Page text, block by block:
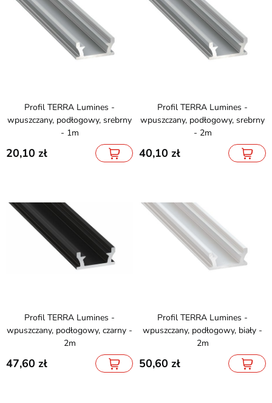
Profil TERRA Lumines -
wpuszczany, podłogowy, srebrny
- 1m
20,10
Profil TERRA Lumines -
wpuszczany, podłogowy, srebrny
- 2m
40,10
Profil TERRA Lumines -
wpuszczany, podłogowy, czarny -
2m
47,60
Profil TERRA Lumines -
wpuszczany, podłogowy, biały -
2m
50,60